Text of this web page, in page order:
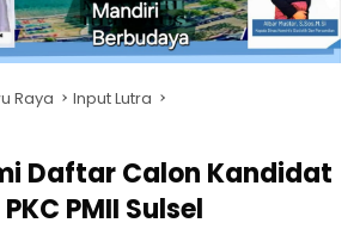
Raya Input Lutra
Daftar Calon Kandidat
PMII Sulsel